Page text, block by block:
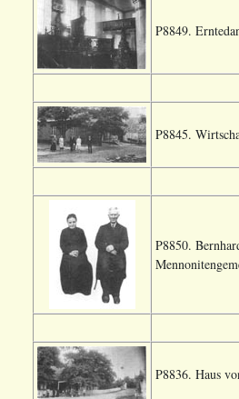
P8849.
P8845.
P8850.
P8836. Haus